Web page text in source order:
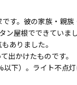
す。彼の家族・親族
ン屋根でできていま
ありました。
出かけたものです。
下）。ライト不点